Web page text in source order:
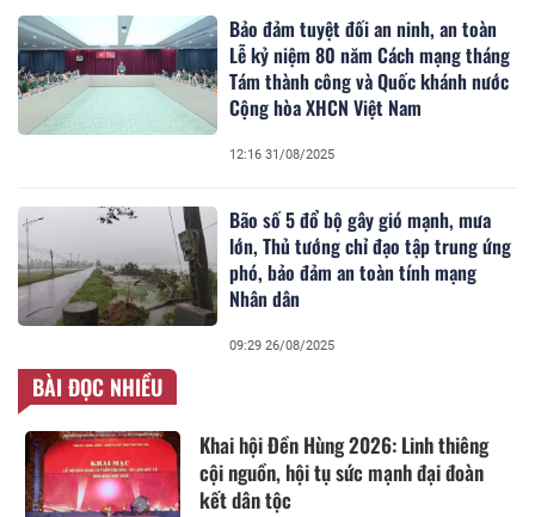
Bảo đảm tuyệt đối an ninh, an toàn
Lễ kỷ niệm 80 năm Cách mạng tháng
Tám thành công và Quốc khánh nước
Cộng hòa XHCN Việt Nam
12:16 31/08/2025
Bão số 5 đổ bộ gây gió mạnh, mưa
lớn, Thủ tướng chỉ đạo tập trung ứng
phó, bảo đảm an toàn tính mạng
Nhân dân
09:29 26/08/2025
BÀI ĐỌC NHIỀU
Khai hội Đền Hùng 2026: Linh thiêng
cội nguồn, hội tụ sức mạnh đại đoàn
kết dân tộc